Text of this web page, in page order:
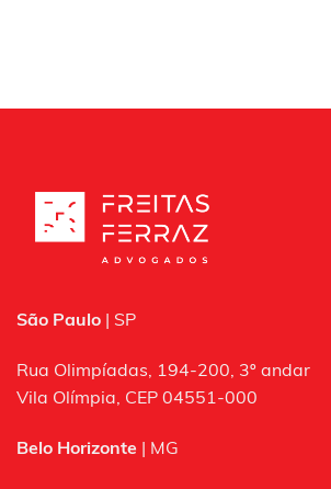
São Paulo | SP
Rua Olimpíadas, 194-200, 3º andar
Vila Olímpia, CEP 04551-000
Belo Horizonte | MG